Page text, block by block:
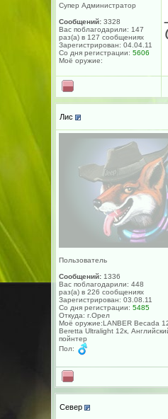
Супер Администратор
Сообщений: 3328
Вас поблагодарили: 147
раз(а) в 127 сообщениях
Зарегистрирован: 04.04.11
Со дня регистрации: 5606
Моё оружие:
Лис
Пользователь
Сообщений: 1336
Вас поблагодарили: 448
раз(а) в 226 сообщениях
Зарегистрирован: 03.08.11
Со дня регистрации: 5485
Откуда: г.Орел
Моё оружие:LANBER Becada
Beretta Ultralight 12к,
пойнтер
Пол:
Север